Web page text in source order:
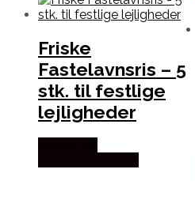
Friske
Fastelavnsris – 5
stk. til festlige
lejligheder